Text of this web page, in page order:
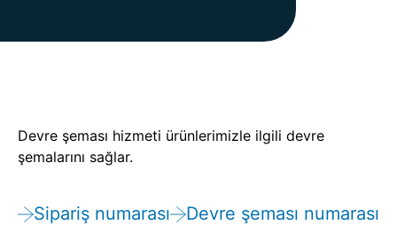
Devre şeması hizmeti ürünlerimizle ilgili devre
şemalarını sağlar.
Sipariş numarası Devre şeması numarası